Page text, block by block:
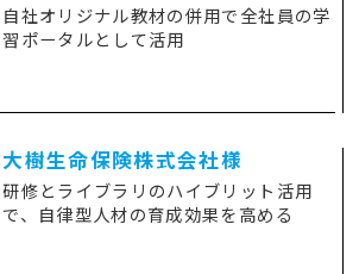
自社オリジナル教材の併用で全社員の学
習ポータルとして活用
大樹生命保険株式会社様
研修とライブラリのハイブリット活用
で、自律型人材の育成効果を高める